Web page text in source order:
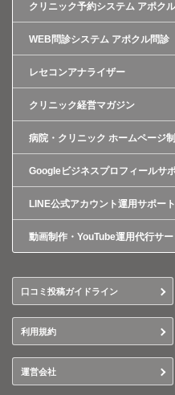
クリニック予約システム アポク
WEB問診システム アポクル問診
レセコンアナライザー
クリニック経営マガジン
病院・クリニック ホームページ
Googleビジネスプロフィールサ
LINE公式アカウント運用サポート
動画制作・YouTube運用代行サ
口コミ投稿ガイドライン
利用規約
運営会社